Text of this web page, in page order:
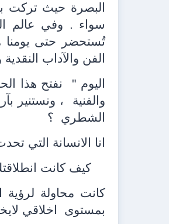
البصرة حيث تركت
سواء . وفي عالم
تُستحضر حتى
الفن والآداب
اليوم "
نفتح هذا
والفنية
، ونستنير
الشطري ؟
انا الانسانة التي
كيف كانت
كانت محاولة لرؤية
بمستوى
اخلاقي